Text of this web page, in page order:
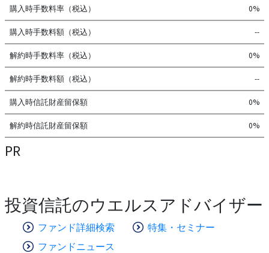
購入時手数料率（税込） 0%
購入時手数料額（税込） --
解約時手数料率（税込） 0%
解約時手数料額（税込） --
購入時信託財産留保額 0%
解約時信託財産留保額 0%
PR
投資信託のウエルスアドバイザー
ファンド詳細検索
特集・セミナー
ファンドニュース